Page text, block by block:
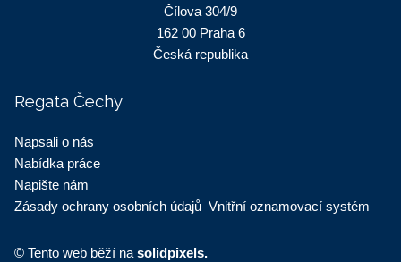
Čílova 304/9
162 00 Praha 6
Česká republika
Regata Čechy
Napsali o nás
Nabídka práce
Napište nám
Zásady ochrany osobních údajů Vnitřní oznamovací systém
© Tento web běží na solidpixels.